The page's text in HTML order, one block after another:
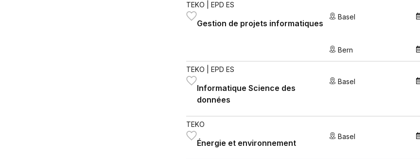
TEKO | EPD ES
Gestion de projets informatiques
Basel
Bern
TEKO | EPD ES
Informatique Science des
données
Basel
TEKO
Énergie et environnement
Basel